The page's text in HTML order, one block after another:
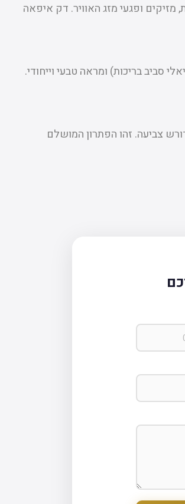
מזיקים ופגעי מזג האוויר. דק איפאה
סביב בריכות) ומראה טבעי וייחודי.
צביעה. זהו הפתרון המושלם